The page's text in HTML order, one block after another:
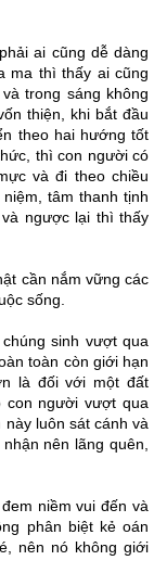
ai cũng dễ dàng
ma thì thấy ai cũng
trong sáng không
thiện, khi bắt đầu
theo hai hướng tốt
thì con người có
và đi theo chiều
tâm thanh tịnh
ngược lại thì thấy
cần nắm vững các
sống.
sinh vượt qua
toàn còn giới hạn
là đối với một đất
con người vượt qua
luôn sát cánh và
nên lãng quên,
niềm vui đến và
phân biệt kẻ oán
nên nó không giới